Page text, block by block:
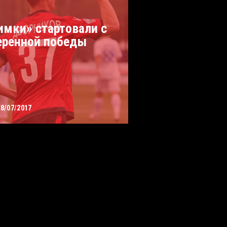
07/2017
стартовали с
победы